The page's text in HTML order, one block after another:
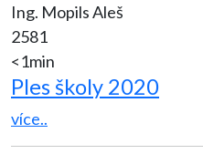
Ing. Mopils Aleš
2581
<1min
Ples školy 2020
více..